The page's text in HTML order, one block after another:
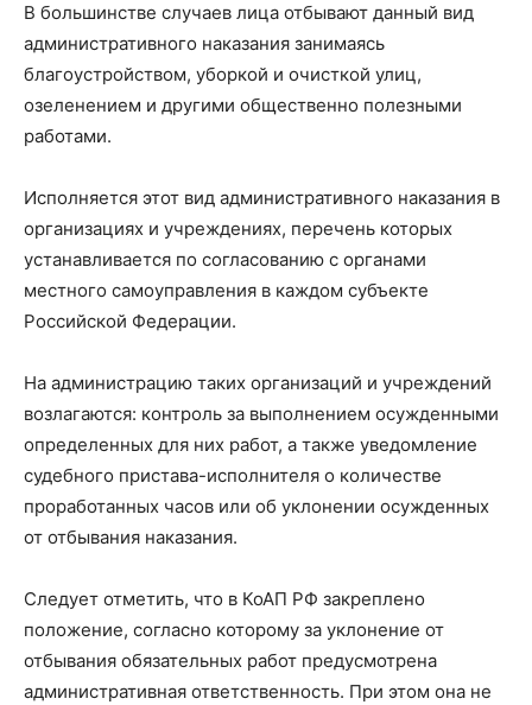
В большинстве случаев лица отбывают данный вид
административного наказания занимаясь
благоустройством, уборкой и очисткой улиц,
озеленением и другими общественно полезными
работами.
Исполняется этот вид административного наказания в
организациях и учреждениях, перечень которых
устанавливается по согласованию с органами
местного самоуправления в каждом субъекте
Российской Федерации.
На администрацию таких организаций и учреждений
возлагаются: контроль за выполнением осужденными
определенных для них работ, а также уведомление
судебного пристава-исполнителя о количестве
проработанных часов или об уклонении осужденных
от отбывания наказания.
Следует отметить, что в КоАП РФ закреплено
положение, согласно которому за уклонение от
отбывания обязательных работ предусмотрена
административная ответственность. При этом она не